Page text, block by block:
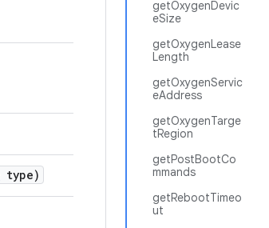
getOxygenDevic
eSize
getOxygenLease
Length
getOxygenServic
eAddress
getOxygenTarge
tRegion
getPostBootCo
mmands
getRebootTimeo
ut
type)